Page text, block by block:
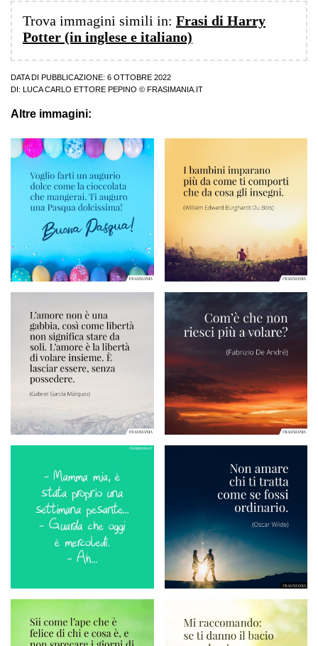
Trova immagini simili in: Frasi di Harry
Potter (in inglese e italiano)
DATA DI PUBBLICAZIONE: 6 OTTOBRE 2022
DI:
LUCA CARLO ETTORE PEPINO © FRASIMANIA.IT
Altre immagini: